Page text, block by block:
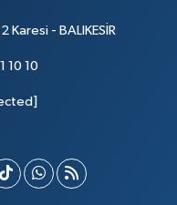
Karesi - BALIKESİR
10 10